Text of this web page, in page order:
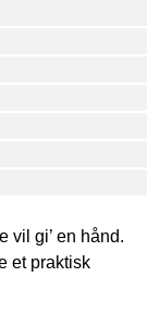
vil gi’ en hånd.
et praktisk